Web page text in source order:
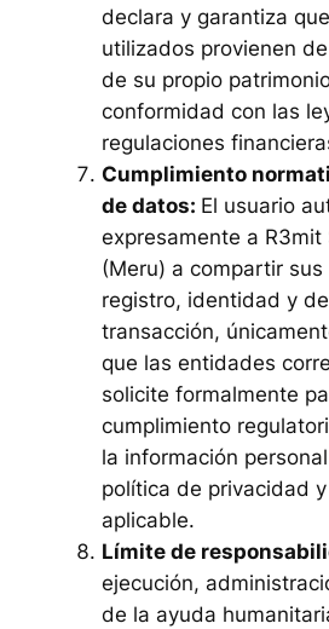
declara y garantiza
utilizados provienen
de su propio
conformidad con las
regulaciones
Cumplimiento
de datos: El usuario
expresamente a R3mit
(Meru) a compartir
registro, identidad y
transacción,
que las entidades
solicite formalmente
cumplimiento
la información
política de privacidad
aplicable.
Límite de
ejecución,
de la ayuda